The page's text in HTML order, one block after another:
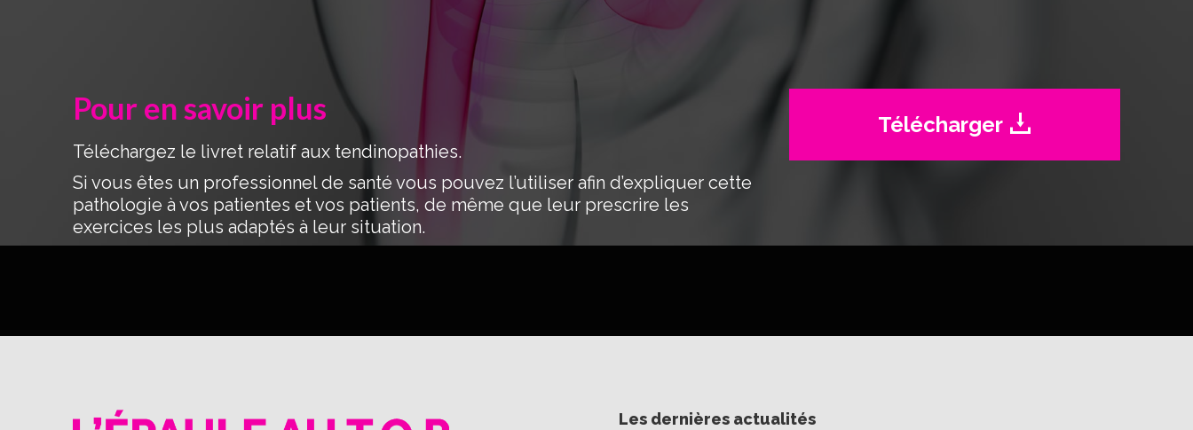
Pour en savoir plus
Téléchargez le livret relatif aux tendinopathies.
Si vous êtes un professionnel de santé vous pouvez l’utiliser afin d’expliquer cette
pathologie à vos patientes et vos patients, de même que leur prescrire les
exercices les plus adaptés à leur situation.
Télécharger
Les dernières actualités